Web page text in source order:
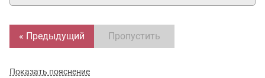
« Предыдущий Пропустить
Показать пояснение